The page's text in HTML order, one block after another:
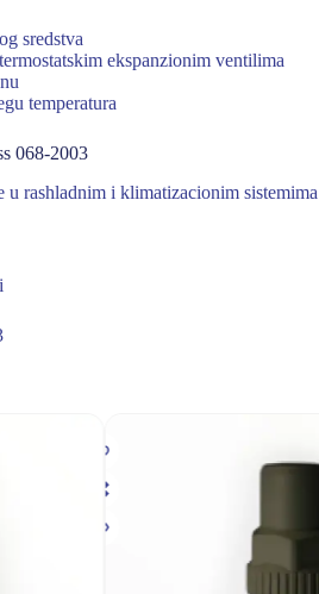
sredstva
ekspanzionim ventilima
temperatura
068-2003
rashladnim i klimatizacionim